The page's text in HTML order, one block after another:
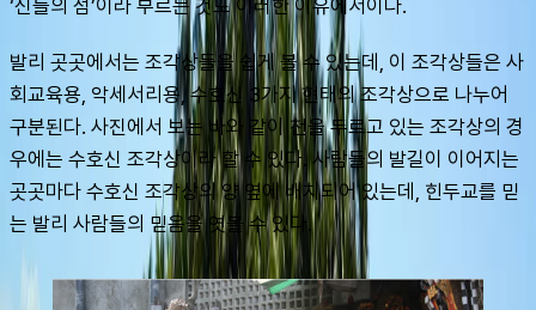
‘신들의 섬’이라 부르는 것도 이러한 이유에서이다.
발리 곳곳에서는 조각상들을 쉽게 볼 수 있는데, 이 조각상들은 사
회교육용, 악세서리용, 수호신 3가지 현태의 조각상으로 나누어
구분된다. 사진에서 보는 바와 같이 천을 두르고 있는 조각상의 경
우에는 수호신 조각상이라 할 수 있다. 사람들의 발길이 이어지는
곳곳마다 수호신 조각상의 양 옆에 배치되어 있는데, 힌두교를 믿
는 발리 사람들의 믿음을 엿볼 수 있다.